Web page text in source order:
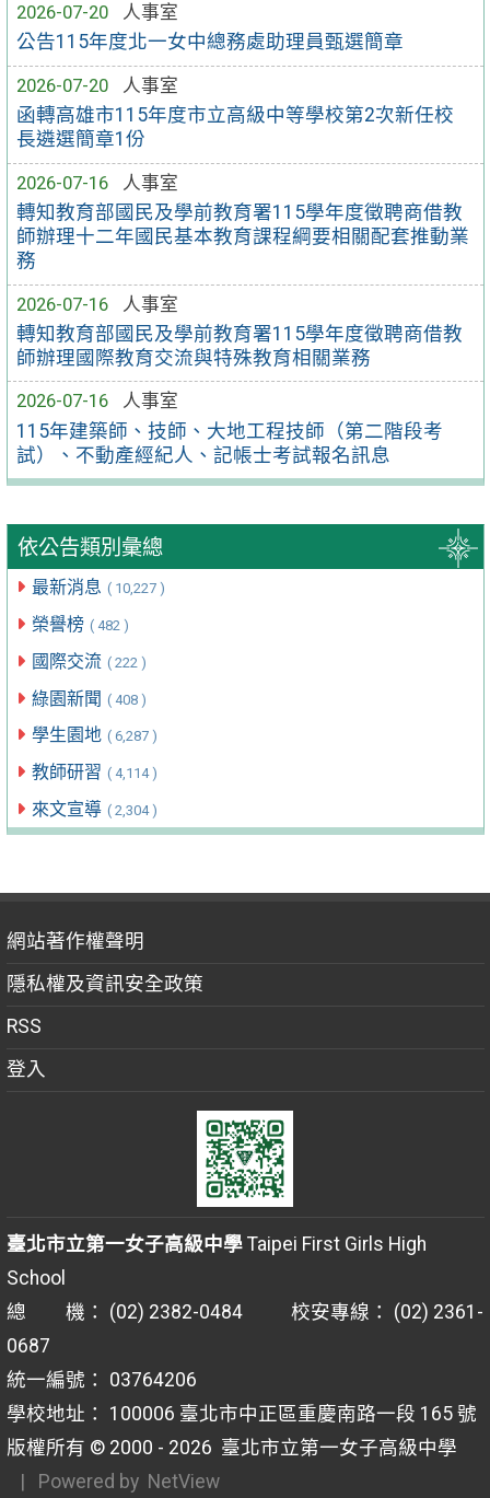
2026-07-20
人事室
公告115年度北一女中總務處助理員甄選簡章
2026-07-20
人事室
函轉高雄市115年度市立高級中等學校第2次新任校
長遴選簡章1份
2026-07-16
人事室
轉知教育部國民及學前教育署115學年度徵聘商借教
師辦理十二年國民基本教育課程綱要相關配套推動業
務
2026-07-16
人事室
轉知教育部國民及學前教育署115學年度徵聘商借教
師辦理國際教育交流與特殊教育相關業務
2026-07-16
人事室
115年建築師、技師、大地工程技師（第二階段考
試）、不動產經紀人、記帳士考試報名訊息
依公告類別彙總
最新消息 ( 10,227 )
榮譽榜 ( 482 )
國際交流 ( 222 )
綠園新聞 ( 408 )
學生園地 ( 6,287 )
教師研習 ( 4,114 )
來文宣導 ( 2,304 )
網站著作權聲明
隱私權及資訊安全政策
RSS
登入
臺北市立第一女子高級中學Taipei First Girls High
School
總 機： (02) 2382-0484 校安專線： (02) 2361-
0687
統一編號： 03764206
學校地址： 100006 臺北市中正區重慶南路一段 165 號
版權所有 © 2000 - 2026 臺北市立第一女子高級中學
| Powered by NetView